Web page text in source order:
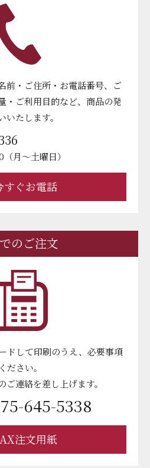
前・ご住所・お電話番号、ご
・ご利用目的など、商品の発
たします。
月～土曜日）
すぐお電話
のご注文
ドして印刷のうえ、必要事項
さい。
連絡を差し上げます。
645-5338
注文用紙